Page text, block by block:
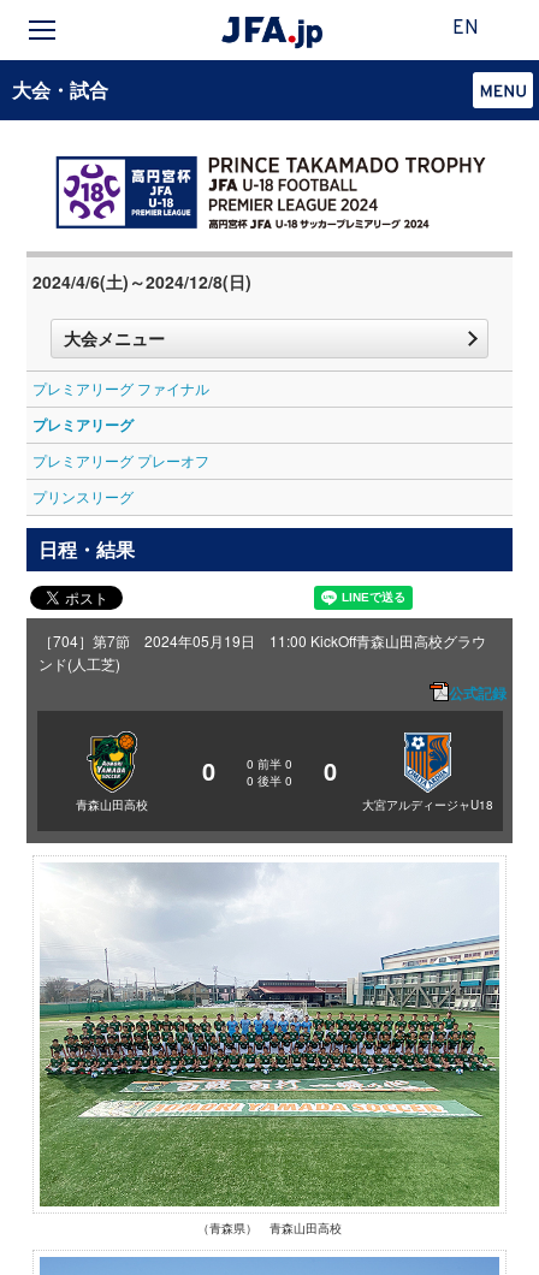
EN
大会・試合
2024/4/6(土)～2024/12/8(日)
大会メニュー
プレミアリーグ ファイナル
プレミアリーグ
プレミアリーグ プレーオフ
プリンスリーグ
日程・結果
［704］第7節 2024年05月19日 11:00 KickOff青森山田高校グラウ
ンド(人工芝)
公式記録
青森山田高校
0 0 前半 0
0 後半 0 0
大宮アルディージャU18
（青森県） 青森山田高校